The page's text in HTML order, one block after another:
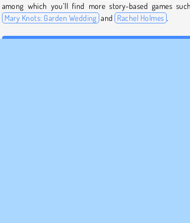
among which you’ll find more story-based games
Mary Knots: Garden Wedding and Rachel Holmes .